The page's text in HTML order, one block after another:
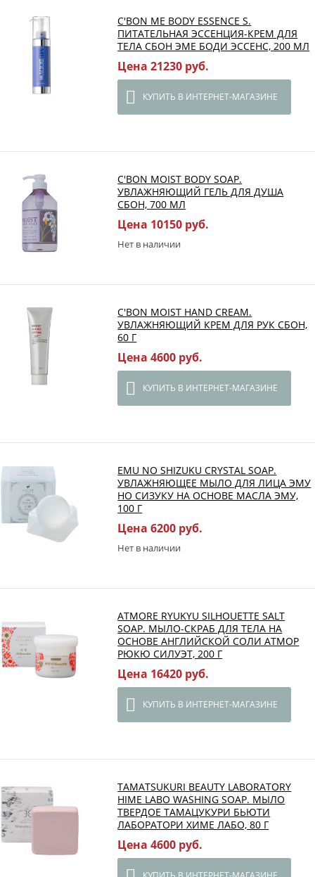
C'BON ME BODY ESSENCE S.
ПИТАТЕЛЬНАЯ ЭССЕНЦИЯ-КРЕМ ДЛЯ
ТЕЛА СБОН ЭМЕ БОДИ ЭССЕНС, 200 МЛ
Цена 21230 руб.
КУПИТЬ В ИНТЕРНЕТ-МАГАЗИНЕ
C'BON MOIST BODY SOAP.
УВЛАЖНЯЮЩИЙ ГЕЛЬ ДЛЯ ДУША
СБОН, 700 МЛ
Цена 10150 руб.
Нет в наличии
C'BON MOIST HAND CREAM.
УВЛАЖНЯЮЩИЙ КРЕМ ДЛЯ РУК СБОН,
60 Г
Цена 4600 руб.
КУПИТЬ В ИНТЕРНЕТ-МАГАЗИНЕ
EMU NO SHIZUKU CRYSTAL SOAP.
УВЛАЖНЯЮЩЕЕ МЫЛО ДЛЯ ЛИЦА ЭМУ
НО СИЗУКУ НА ОСНОВЕ МАСЛА ЭМУ,
100 Г
Цена 6200 руб.
Нет в наличии
ATMORE RYUKYU SILHOUETTE SALT
SOAP. МЫЛО-СКРАБ ДЛЯ ТЕЛА НА
ОСНОВЕ АНГЛИЙСКОЙ СОЛИ АТМОР
РЮКЮ СИЛУЭТ, 200 Г
Цена 16420 руб.
КУПИТЬ В ИНТЕРНЕТ-МАГАЗИНЕ
TAMATSUKURI BEAUTY LABORATORY
HIME LABO WASHING SOAP. МЫЛО
ТВЕРДОЕ ТАМАЦУКУРИ БЬЮТИ
ЛАБОРАТОРИ ХИМЕ ЛАБО, 80 Г
Цена 4600 руб.